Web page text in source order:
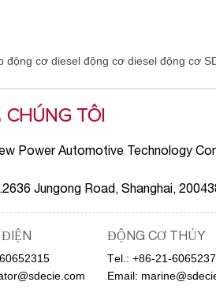
động cơ dieselđộng cơ dieselđộng cơ
CHÚNG TÔI
Power Automotive Technology
Jungong Road, Shanghai,
ĐIỆN
ĐỘNG CƠ THỦY
Тel.: +86-21-
Email: